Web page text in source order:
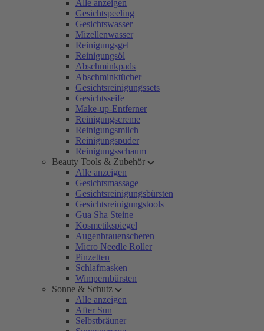
Alle anzeigen
Gesichtspeeling
Gesichtswasser
Mizellenwasser
Reinigungsgel
Reinigungsöl
Abschminkpads
Abschminktücher
Gesichtsreinigungssets
Gesichtsseife
Make-up-Entferner
Reinigungscreme
Reinigungsmilch
Reinigungspuder
Reinigungsschaum
Beauty Tools & Zubehör
Alle anzeigen
Gesichtsmassage
Gesichtsreinigungsbürsten
Gesichtsreinigungstools
Gua Sha Steine
Kosmetikspiegel
Augenbrauenscheren
Micro Needle Roller
Pinzetten
Schlafmasken
Wimpernbürsten
Sonne & Schutz
Alle anzeigen
After Sun
Selbstbräuner